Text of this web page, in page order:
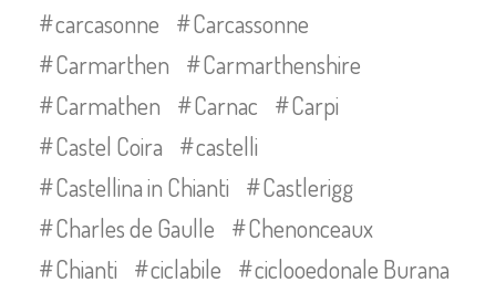
carcasonne
Carcassonne
Carmarthen
Carmarthenshire
Carmathen
Carnac
Carpi
Castel Coira
castelli
Castellina in Chianti
Castlerigg
Charles de Gaulle
Chenonceaux
Chianti
ciclabile
ciclooedonale Burana